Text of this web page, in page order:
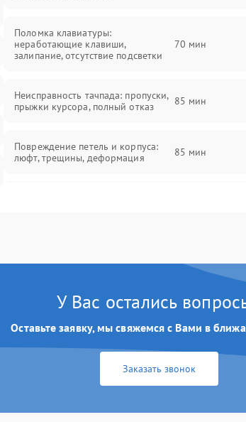
Поломка клавиатуры:
неработающие клавиши,
залипание, отсутствие подсветки
70 мин
Неисправность тачпада: пропуски,
прыжки курсора, полный отказ
85 мин
Повреждение петель и корпуса:
люфт, трещины, деформация
85 мин
85 мин
Перегрев из‑за пыли, износа
термопасты или неисправности
кулера
75 мин
Выход из строя SSD или HDD:
медленная загрузка, ошибки
80 мин
У Вас остались
Оставьте заявку, мы свяжемся с Вами в
Заказать звонок